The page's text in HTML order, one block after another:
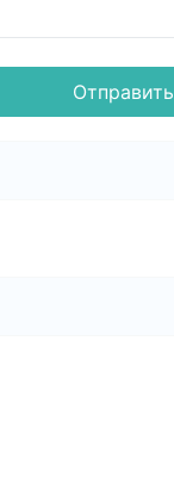
Отправить